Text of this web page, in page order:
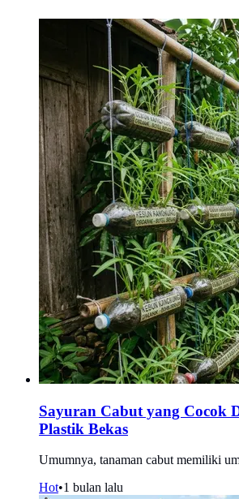
Sayuran Cabut yang Cocok
Plastik Bekas
Umumnya, tanaman cabut memiliki
Hot•1 bulan lalu